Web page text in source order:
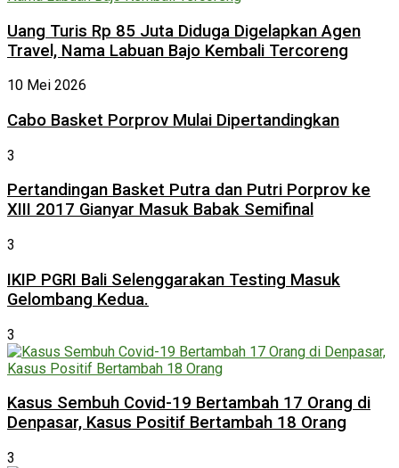
Uang Turis Rp 85 Juta Diduga Digelapkan Agen
Travel, Nama Labuan Bajo Kembali Tercoreng
10 Mei 2026
Cabo Basket Porprov Mulai Dipertandingkan
3
Pertandingan Basket Putra dan Putri Porprov ke
XIII 2017 Gianyar Masuk Babak Semifinal
3
IKIP PGRI Bali Selenggarakan Testing Masuk
Gelombang Kedua.
3
Kasus Sembuh Covid-19 Bertambah 17 Orang di
Denpasar, Kasus Positif Bertambah 18 Orang
3